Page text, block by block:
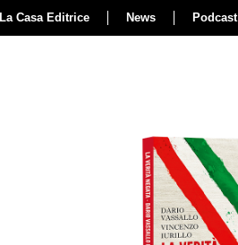
La Casa Editrice News Podcast